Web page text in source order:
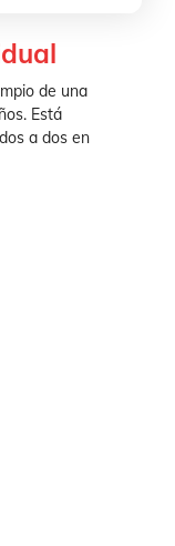
de una
Está
a dos en